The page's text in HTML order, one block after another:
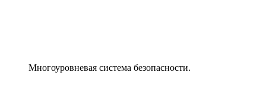
Многоуровневая система безопасности.